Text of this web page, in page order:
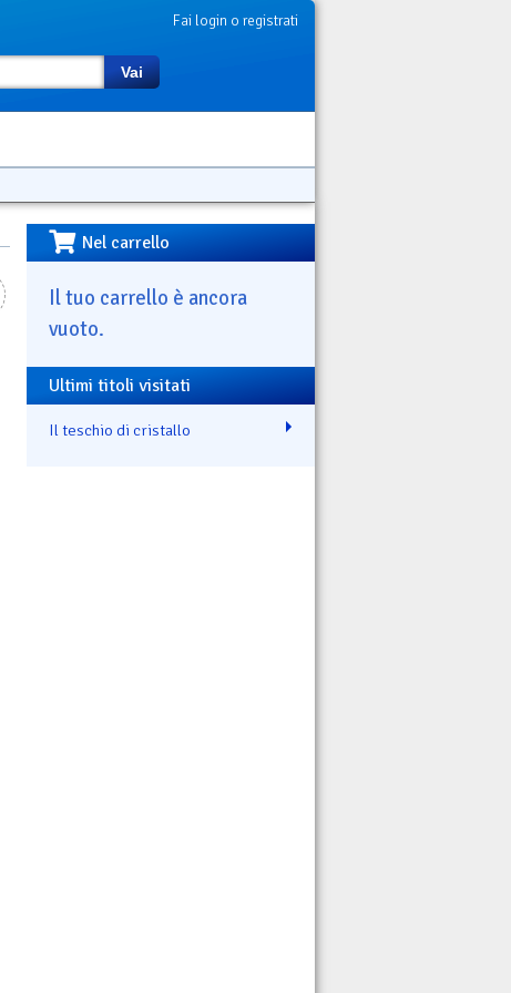
Fai login o registrati
Vai
Nel carrello
Il tuo carrello è ancora
vuoto.
Ultimi titoli visitati
Il teschio di cristallo